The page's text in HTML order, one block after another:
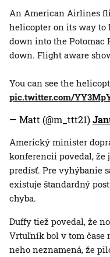
An American Airlines
helicopter on its way to
down into the Potomac
down. Flight aware
You can see the
pic.twitter.com/
— Matt (@m_ttt21)
Americký minister
konferencii povedal, že
predísť. Pre vyhýbanie
existuje štandardný
chyba.
Duffy tiež povedal, že
Vrtuľník bol v tom čase
neho neznamená, že